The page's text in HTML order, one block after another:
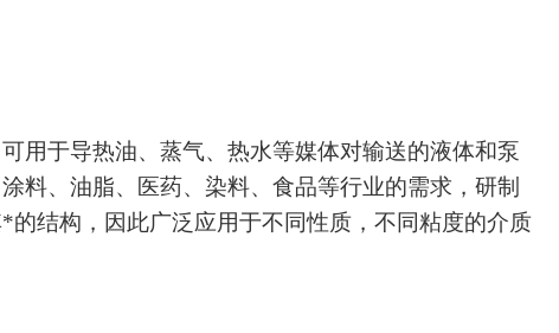
用于导热油、蒸气、热水等媒体对输送的液体和泵
料、油脂、医药、染料、食品等行业的需求，研制
结构，因此广泛应用于不同性质，不同粘度的介质